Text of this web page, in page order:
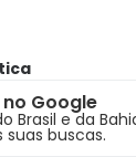
no Google
Brasil e da
buscas.